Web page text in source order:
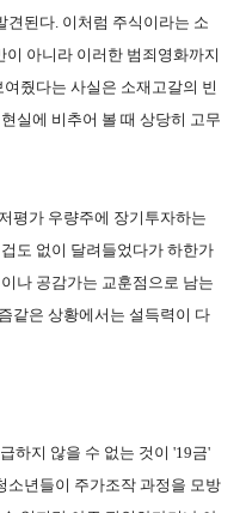
견된다. 이처럼 주식이라는 소
아니라 이러한 범죄영화까지
줬다는 사실은 소재고갈의 빈
실에 비추어 볼 때 상당히 고무
평가 우량주에 장기투자하는
도 없이 달려들었다가 하한가
나 공감가는 교훈점으로 남는
같은 상황에서는 설득력이 다
하지 않을 수 없는 것이 '19금'
소년들이 주가조작 과정을 모방